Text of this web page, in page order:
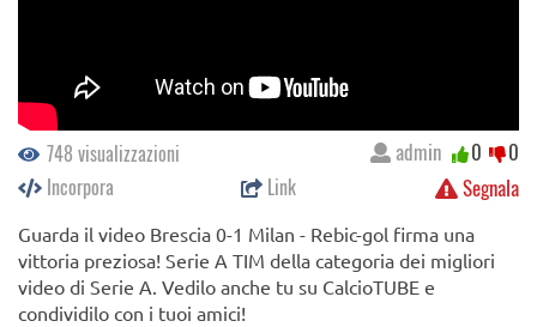
748 visualizzazioni
Incorpora
Link Segnala
admin 0 0
Guarda il video Brescia 0-1 Milan - Rebic-gol firma una
vittoria preziosa! Serie A TIM della categoria dei migliori
video di Serie A. Vedilo anche tu su CalcioTUBE e
condividilo con i tuoi amici!